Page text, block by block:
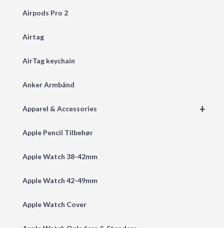
Airpods Pro 2
Airtag
AirTag keychain
Anker Armbånd
+
Apparel & Accessories
Apple Pencil Tilbehør
Apple Watch 38-42mm
Apple Watch 42-49mm
Apple Watch Cover